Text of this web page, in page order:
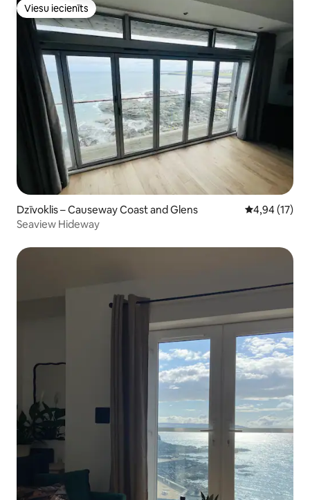
Viesu iecienīts
Viesu iecienīts
Dzīvoklis – Causeway Coast and Glens Vidējais
4,94 (17)
Seaview Hideway